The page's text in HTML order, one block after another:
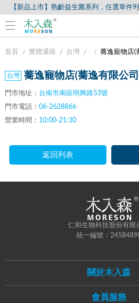
【新品上市】熟齡益生菌系列，任選單件
首頁 實體通路 台灣 蕎逸寵物店(
蕎逸寵物店(蕎逸有限公
門市地址： 台南市南區明興路53號
門市電話： 06-2628866
營業時間： 10:00-21:30
返回列表
仁和生物科技股份有限
統一編號：
關於木入森
會員服務